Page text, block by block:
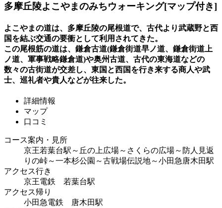
多摩丘陵よこやまのみちウォーキング[マップ付き]
よこやまの道は、多摩丘陵の尾根道で、古代より武蔵野と西
国を結ぶ交通の要衝として利用されてきた。
この尾根筋の道は、鎌倉古道(鎌倉街道早ノ道、鎌倉街道上
ノ道、軍事戦略鎌倉道)や奥州古道、古代の東海道などの
数々の古街道が交差し、東国と西国を行き来する商人や武
士、巡礼者や貴人などが往来した。
詳細情報
マップ
口コミ
コース案内・見所
京王若葉台駅～丘の上広場～さくらの広場～防人見返
りの峠～一本杉公園～古戦場伝説地～小田急唐木田駅
アクセス行き
京王電鉄 若葉台駅
アクセス帰り
小田急電鉄 唐木田駅